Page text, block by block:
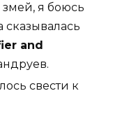
я боюсь
and
свести к